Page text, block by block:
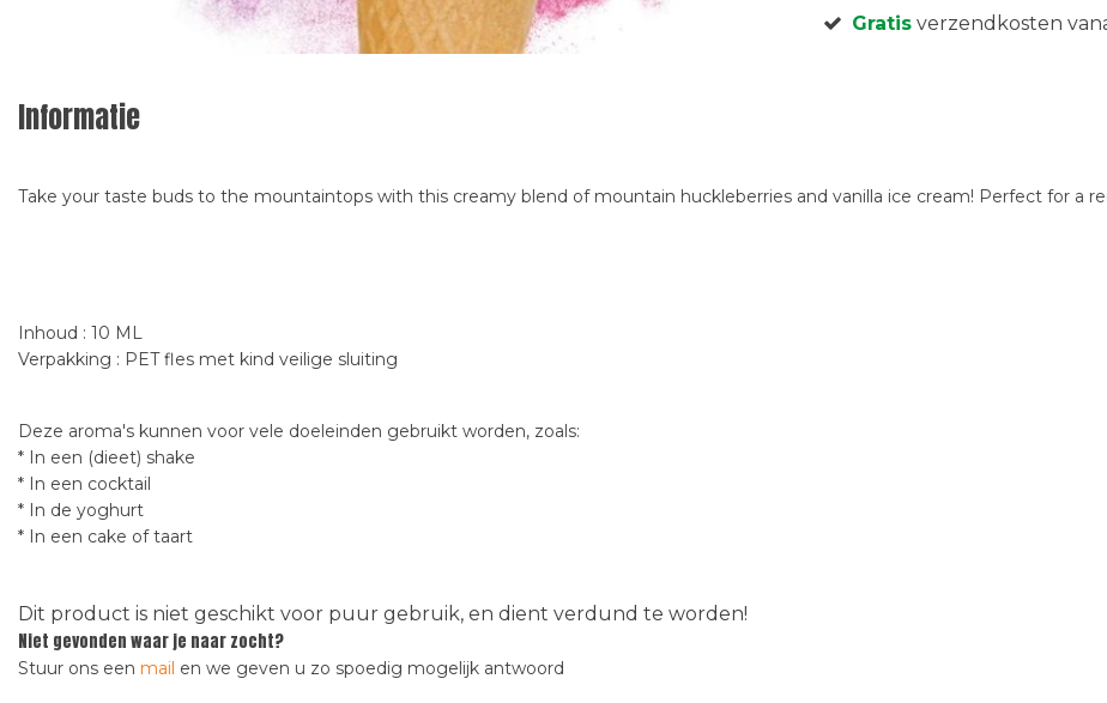
Gratis verzendkosten
Informatie
Take your taste buds to the mountaintops with this creamy blend of mountain huckleberries and vanilla ice cream! Perfect for a
Inhoud : 10 ML
Verpakking : PET fles met kind veilige sluiting
Deze aroma's kunnen voor vele doeleinden gebruikt worden, zoals:
* In een (dieet) shake
* In een cocktail
* In de yoghurt
* In een cake of taart
Dit product is niet geschikt voor puur gebruik, en dient verdund te worden!
Niet gevonden waar je naar zocht?
Stuur ons een mail en we geven u zo spoedig mogelijk antwoord